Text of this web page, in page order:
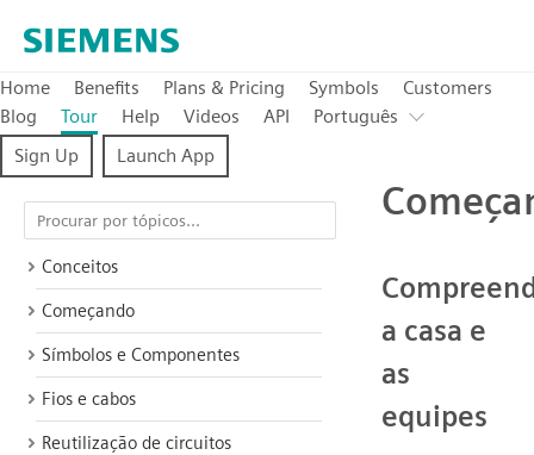
Home Benefits Plans & Pricing Symbols
Customers
Blog
Tour Help Videos API
Português
Sign Up
Launch App
Conceitos
Começando
Símbolos e Componentes
Fios e cabos
Reutilização de circuitos
a casa e
as
equipes